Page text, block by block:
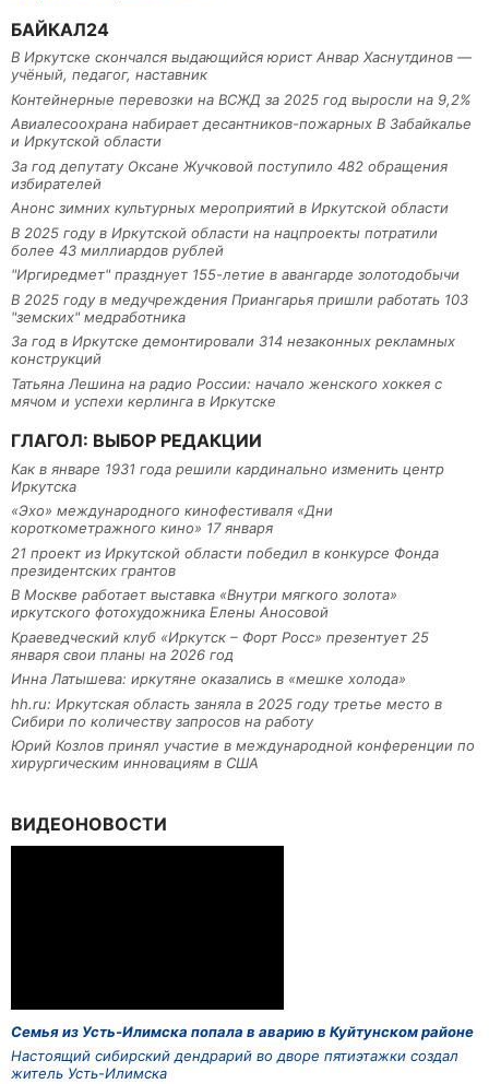
БАЙКАЛ24
В Иркутске скончался выдающийся юрист Анвар Хаснутдинов —
учёный, педагог, наставник
Контейнерные перевозки на ВСЖД за 2025 год выросли на 9,2%
Авиалесоохрана набирает десантников-пожарных В Забайкалье
и Иркутской области
За год депутату Оксане Жучковой поступило 482 обращения
избирателей
Анонс зимних культурных мероприятий в Иркутской области
В 2025 году в Иркутской области на нацпроекты потратили
более 43 миллиардов рублей
"Иргиредмет" празднует 155-летие в авангарде золотодобычи
В 2025 году в медучреждения Приангарья пришли работать 103
"земских" медработника
За год в Иркутске демонтировали 314 незаконных рекламных
конструкций
Татьяна Лешина на радио России: начало женского хоккея с
мячом и успехи керлинга в Иркутске
ГЛАГОЛ: ВЫБОР РЕДАКЦИИ
Как в январе 1931 года решили кардинально изменить центр
Иркутска
«Эхо» международного кинофестиваля «Дни
короткометражного кино» 17 января
21 проект из Иркутской области победил в конкурсе Фонда
президентских грантов
В Москве работает выставка «Внутри мягкого золота»
иркутского фотохудожника Елены Аносовой
Краеведческий клуб «Иркутск – Форт Росс» презентует 25
января свои планы на 2026 год
Инна Латышева: иркутяне оказались в «мешке холода»
hh.ru: Иркутская область заняла в 2025 году третье место в
Сибири по количеству запросов на работу
Юрий Козлов принял участие в международной конференции по
хирургическим инновациям в США
ВИДЕОНОВОСТИ
Семья из Усть-Илимска попала в аварию в Куйтунском районе
Настоящий сибирский дендрарий во дворе пятиэтажки создал
житель Усть-Илимска